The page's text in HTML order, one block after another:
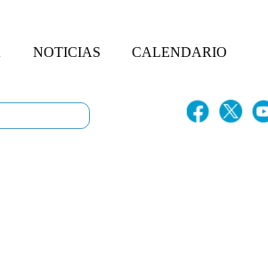
NOTICIAS CALENDARIO